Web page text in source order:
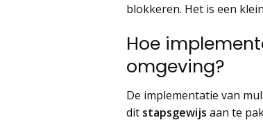
blokkeren. Het is een
Hoe
omgeving?
De implementatie van
dit stapsgewijs aan te